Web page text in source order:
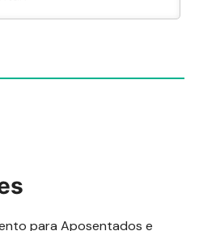
para Aposentados e